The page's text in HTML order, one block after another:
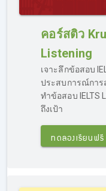
หากเรียน IELTS
คอร์สเรียน IELTS ขอ
ที่ผู้เรียนเรียนไม่เข้าใ
เนื้อหาในคลิปสอน สา
โดยคำถามข
ก่อนจะส่งคำตอบที่ถูกต้
ห้องเรียน
คอร์สติว
Listening
เจาะลึกข้อสอบ
ประสบการณ์การ
ทำข้อสอบ
ถึงเป้า
ทดลองเรียนฟรี